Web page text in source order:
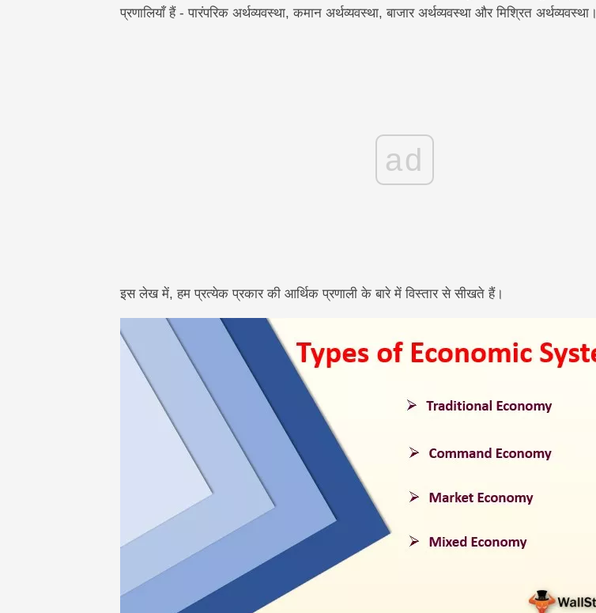
प्रणालियाँ हैं - पारंपरिक अर्थव्यवस्था, कमान अर्थव्यवस्था, बाजार अर्थव्यवस्था और मिश्रित अर्थव्यवस्था।
ad
इस लेख में, हम प्रत्येक प्रकार की आर्थिक प्रणाली के बारे में विस्तार से सीखते हैं।